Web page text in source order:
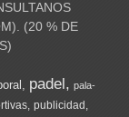
). (20 % DE
padel
pala-
publicidad